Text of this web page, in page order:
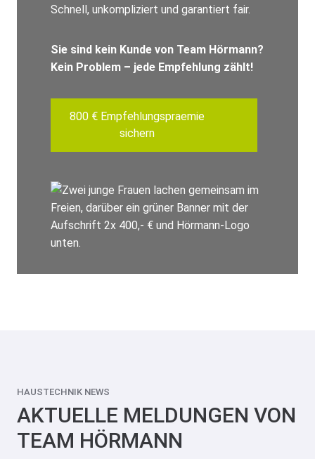
Schnell, unkompliziert und garantiert fair.
Sie sind kein Kunde von Team Hörmann?
Kein Problem – jede Empfehlung zählt!
800 € Empfehlungspraemie
sichern
HAUSTECHNIK NEWS
AKTUELLE MELDUNGEN VON
TEAM HÖRMANN